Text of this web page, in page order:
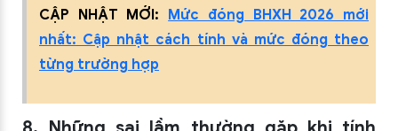
CẬP NHẬT MỚI: Mức đóng BHXH 2026 mới
nhất: Cập nhật cách tính và mức đóng theo
từng trường hợp